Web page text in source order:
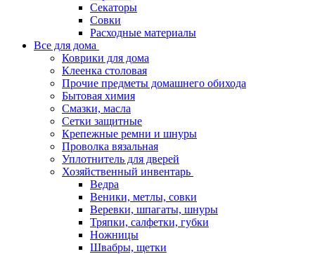
Секаторы
Совки
Расходные материалы
Все для дома
Коврики для дома
Клеенка столовая
Прочие предметы домашнего обихода
Бытовая химия
Смазки, масла
Сетки защитные
Крепежные ремни и шнуры
Проволка вязальная
Уплотнитель для дверей
Хозяйственный инвентарь
Ведра
Веники, метлы, совки
Веревки, шпагаты, шнуры
Тряпки, салфетки, губки
Ножницы
Швабры, щетки